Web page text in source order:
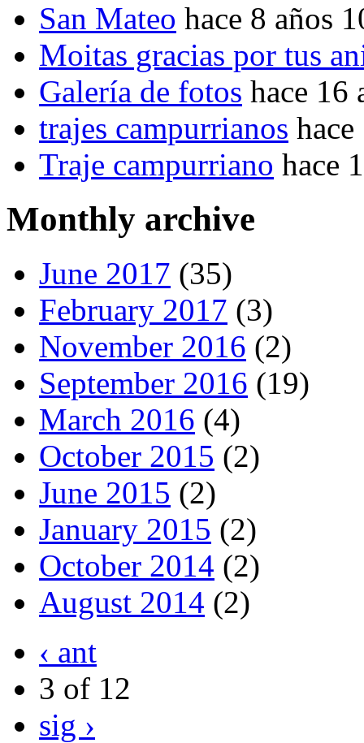
San Mateo hace 8 años
Moitas gracias por tus
Galería de fotos hace 16
trajes campurrianos
Traje campurriano hace
Monthly archive
June 2017 (35)
February 2017 (3)
November 2016 (2)
September 2016 (19)
March 2016 (4)
October 2015 (2)
June 2015 (2)
January 2015 (2)
October 2014 (2)
August 2014 (2)
‹ ant
3 of 12
sig ›